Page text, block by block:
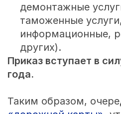
демонтажные
таможенные услуги,
информационные,
других).
Приказ вступает в
года.
Таким образом,